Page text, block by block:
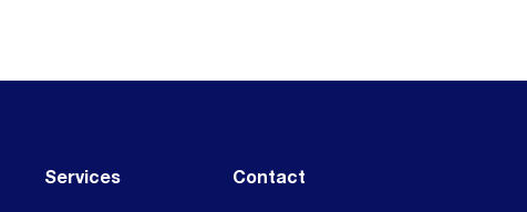
Services Contact